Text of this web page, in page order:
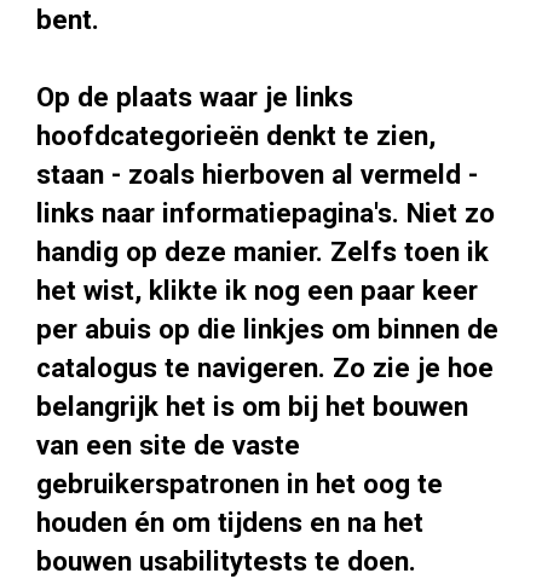
bent.
Op de plaats waar je links
hoofdcategorieën denkt te zien,
staan - zoals hierboven al vermeld -
links naar informatiepagina's. Niet zo
handig op deze manier. Zelfs toen ik
het wist, klikte ik nog een paar keer
per abuis op die linkjes om binnen de
catalogus te navigeren. Zo zie je hoe
belangrijk het is om bij het bouwen
van een site de vaste
gebruikerspatronen in het oog te
houden én om tijdens en na het
bouwen usabilitytests te doen.